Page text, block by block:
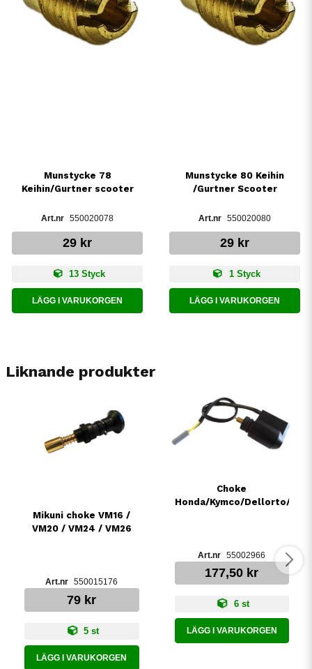
Munstycke 78
Keihin/Gurtner scooter
550020078
29 kr
13 Styck
LÄGG I VARUKORGEN
Munstycke 80 Keihin
/Gurtner Scooter
550020080
29 kr
1 Styck
LÄGG I VARUKORGEN
Liknande produkter
Mikuni choke VM16 /
VM20 / VM24 / VM26
550015176
79 kr
5 st
LÄGG I VARUKORGEN
Choke
Honda/Kymco/Dellorto/Etc.
55002966
177,50 kr
6 st
LÄGG I VARUKORGEN